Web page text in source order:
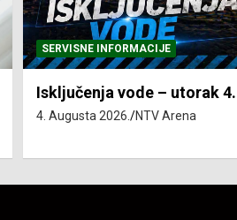
SERVISNE INFORMACIJE
Isključenja vode – utorak
4. Augusta 2026. NTV Arena